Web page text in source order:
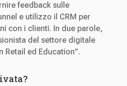
feedback sulle
e utilizzo il CRM per
con i clienti. In due parole,
del settore digitale
Retail ed Education”.